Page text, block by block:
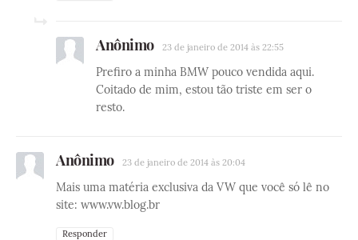
Anônimo 23 de janeiro de 2014 às 22:55
Prefiro a minha BMW pouco vendida aqui.
Coitado de mim, estou tão triste em ser o
resto.
Anônimo 23 de janeiro de 2014 às 20:04
Mais uma matéria exclusiva da VW que você só lê no
site: www.vw.blog.br
Responder